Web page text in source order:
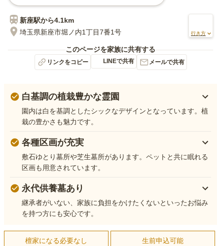
新座駅から4.1km
埼玉県新座市堀ノ内1丁目7番1号
行き方
このページを家族に共有する
リンクをコピー LINEで共有 メールで共有
白基調の植栽豊かな霊園
園内は白を基調としたシックなデザインとなっています。植
栽の豊かさも魅力です。
各種区画が充実
敷石ゆとり墓所や芝生墓所があります。ペットと共に眠れる
区画も用意されています。
永代供養墓あり
継承者がいない、家族に負担をかけたくないといったお悩み
を持つ方にも安心です。
檀家になる必要なし 生前申込可能